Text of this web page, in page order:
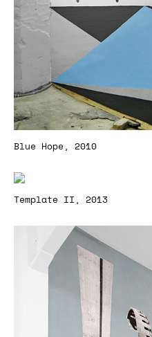
Blue Hope, 2010
Template II, 2013